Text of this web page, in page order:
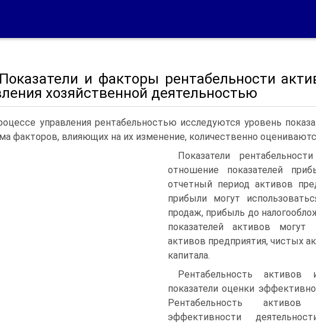
и факторы рентабельности
хозяйственной деятельностью
управления рентабельностью исследуются уровень
факторов, влияющих на их изменение, количественно
Показатели
отношение показателей
отчетный период активов
прибыли могут
продаж, прибыль до
показателей активов могут
активов предприятия, чистых
капитала.
Рентабельность
показатели оценки
Рентабельность
эффективности